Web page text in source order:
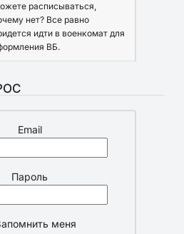
расписываться,
нет? Все равно
идти в военкомат для
ВБ.
Email
Пароль
меня